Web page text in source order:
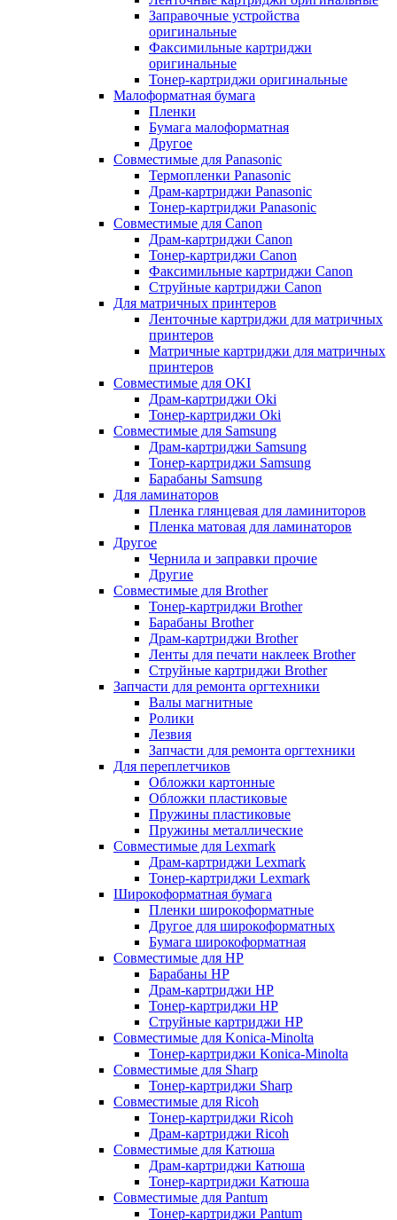
Заправочные устройства
оригинальные
Факсимильные картриджи
оригинальные
Тонер-картриджи оригинальные
Малоформатная бумага
Пленки
Бумага малоформатная
Другое
Совместимые для Panasonic
Термопленки Panasonic
Драм-картриджи Panasonic
Тонер-картриджи Panasonic
Совместимые для Canon
Драм-картриджи Canon
Тонер-картриджи Canon
Факсимильные картриджи Canon
Струйные картриджи Canon
Для матричных принтеров
Ленточные картриджи для матричных
принтеров
Матричные картриджи для матричных
принтеров
Совместимые для OKI
Драм-картриджи Oki
Тонер-картриджи Oki
Совместимые для Samsung
Драм-картриджи Samsung
Тонер-картриджи Samsung
Барабаны Samsung
Для ламинаторов
Пленка глянцевая для ламиниторов
Пленка матовая для ламинаторов
Другое
Чернила и заправки прочие
Другие
Совместимые для Brother
Тонер-картриджи Brother
Барабаны Brother
Драм-картриджи Brother
Ленты для печати наклеек Brother
Струйные картриджи Brother
Запчасти для ремонта оргтехники
Валы магнитные
Ролики
Лезвия
Запчасти для ремонта оргтехники
Для переплетчиков
Обложки картонные
Обложки пластиковые
Пружины пластиковые
Пружины металлические
Совместимые для Lexmark
Драм-картриджи Lexmark
Тонер-картриджи Lexmark
Широкоформатная бумага
Пленки широкоформатные
Другое для широкоформатных
Бумага широкоформатная
Совместимые для HP
Барабаны HP
Драм-картриджи HP
Тонер-картриджи HP
Струйные картриджи HP
Совместимые для Konica-Minolta
Тонер-картриджи Konica-Minolta
Совместимые для Sharp
Тонер-картриджи Sharp
Совместимые для Ricoh
Тонер-картриджи Ricoh
Драм-картриджи Ricoh
Совместимые для Катюша
Драм-картриджи Катюша
Тонер-картриджи Катюша
Совместимые для Pantum
Тонер-картриджи Pantum